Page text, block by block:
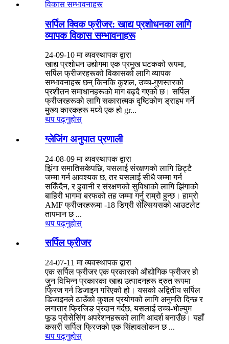
सर्पिल क्विक फ्रीजर: खाद्य प्रशोधनका लागि
व्यापक विकास सम्भावनाहरू
24-09-10 मा व्यवस्थापक द्वारा
खाद्य प्रशोधन उद्योगमा एक प्रमुख घटकको रूपमा,
सर्पिल फ्रीजरहरूको विकासको लागि व्यापक
सम्भावनाहरू छन् किनकि कुशल, उच्च-गुणस्तरको
प्रशीतन समाधानहरूको माग बढ्दै गएको छ। सर्पिल
फ्रीजरहरूको लागि सकारात्मक दृष्टिकोण ड्राइभ गर्ने
मुख्य कारकहरू मध्ये एक हो gr...
थप पढ्नुहोस्
ग्लेजिंग अनुपात प्रणाली
24-08-09 मा व्यवस्थापक द्वारा
झिंगा समातिसकेपछि, यसलाई संरक्षणको लागि छिट्टै
जम्मा गर्न आवश्यक छ, तर यसलाई सीधै जम्मा गर्न
सकिँदैन, र ढुवानी र संरक्षणको सुविधाको लागि झिंगाको
बाहिरी भागमा बरफको तह जम्मा गर्नु राम्रो हुन्छ। हाम्रो
AMF फ्रीजरहरूमा -18 डिग्री सेल्सियसको आउटलेट
तापमान छ ...
थप पढ्नुहोस्
सर्पिल फ्रीजर
24-07-11 मा व्यवस्थापक द्वारा
एक सर्पिल फ्रीजर एक प्रकारको औद्योगिक फ्रीजर हो
जुन विभिन्न प्रकारका खाद्य उत्पादनहरू द्रुत रूपमा
फ्रिज गर्न डिजाइन गरिएको हो। यसको अद्वितीय सर्पिल
डिजाइनले ठाउँको कुशल प्रयोगको लागि अनुमति दिन्छ र
लगातार फ्रिजिङ प्रदान गर्दछ, यसलाई उच्च-भोल्युम
फूड प्रोसेसिंग अपरेशनहरूको लागि आदर्श बनाउँछ। यहाँ
कसरी सर्पिल फ्रिजको एक सिंहावलोकन छ ...
थप पढ्नुहोस्